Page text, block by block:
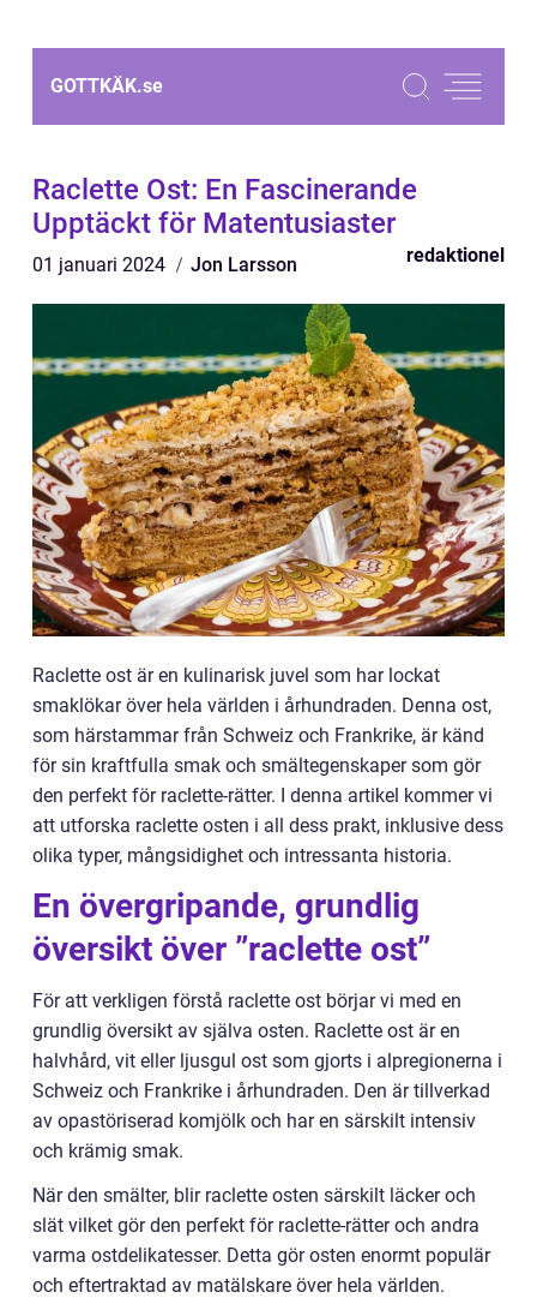
GOTTKÄK.se
Raclette Ost: En Fascinerande
Upptäckt för Matentusiaster
01 januari 2024 Jon Larsson redaktionel
Raclette ost är en kulinarisk juvel som har lockat
smaklökar över hela världen i århundraden. Denna ost,
som härstammar från Schweiz och Frankrike, är känd
för sin kraftfulla smak och smältegenskaper som gör
den perfekt för raclette-rätter. I denna artikel kommer vi
att utforska raclette osten i all dess prakt, inklusive dess
olika typer, mångsidighet och intressanta historia.
En övergripande, grundlig
översikt över ”raclette ost”
För att verkligen förstå raclette ost börjar vi med en
grundlig översikt av själva osten. Raclette ost är en
halvhård, vit eller ljusgul ost som gjorts i alpregionerna i
Schweiz och Frankrike i århundraden. Den är tillverkad
av opastöriserad komjölk och har en särskilt intensiv
och krämig smak.
När den smälter, blir raclette osten särskilt läcker och
slät vilket gör den perfekt för raclette-rätter och andra
varma ostdelikatesser. Detta gör osten enormt populär
och eftertraktad av matälskare över hela världen.